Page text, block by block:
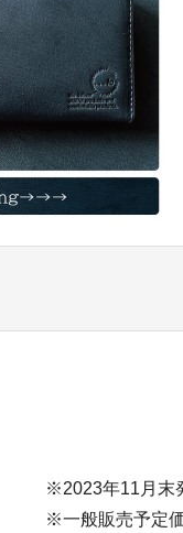
※2023年11月末
※一般販売予定